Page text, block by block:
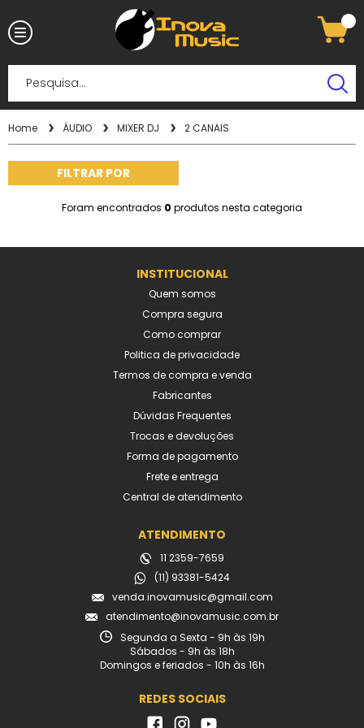
Home ÁUDIO MIXER DJ 2 CANAIS
FILTRAR POR
Foram encontrados 0 produtos nesta categoria
INSTITUCIONAL
Quem somos
Compra segura
Como comprar
Politica de privacidade
Termos de compra e venda
Fabricantes
Dúvidas Frequentes
Trocas e devoluções
Forma de pagamento
Frete e entrega
Central de atendimento
ATENDIMENTO
11 2359-7659
(11) 93381-5424
venda.inovamusic@gmail.com
atendimento@inovamusic.com.br
Segunda a Sexta - 9h às 19h
Sábados - 9h às 18h
Domingos e feriados - 10h às 16h
REDES SOCIAIS